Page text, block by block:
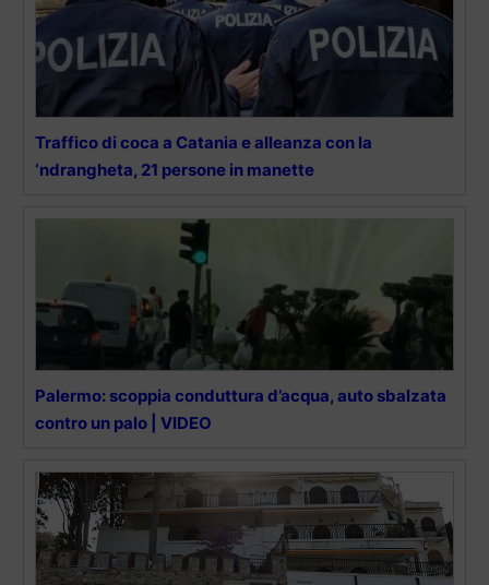
Traffico di coca a Catania e alleanza con la
‘ndrangheta, 21 persone in manette
Palermo: scoppia conduttura d’acqua, auto sbalzata
contro un palo | VIDEO